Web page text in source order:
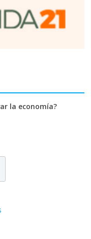
la economía?